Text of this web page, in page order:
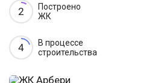
2
Построено
ЖК
4
В процессе
строительства